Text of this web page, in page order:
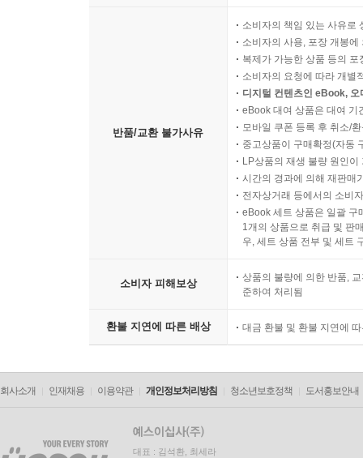
반품/교환 불가사유
소비자의 책임 있는 사유로
소비자의 사용, 포장 개봉
복제가 가능한 상품 등의
소비자의 요청에 따라 개별
디지털 컨텐츠인 eBook,
eBook 대여 상품은 대여 기
모바일 쿠폰 등록 후 취소/
중고상품이 구매확정(자동
LP상품의 재생 불량 원인
시간의 경과에 의해 재판매
전자상거래 등에서의 소비
eBook 세트 상품은 일괄 구
1개의 상품으로 취급 및 판
우, 세트 상품 전부 및 세트
소비자 피해보상
상품의 불량에 의한 반품,
준하여 처리됨
환불 지연에 따른 배상 대금 환불 및 환불 지연에
회사소개 인재채용 이용약관 개인정보처리방침 청소년보호정책 도서홍보안내
대표 : 김석환, 최세라